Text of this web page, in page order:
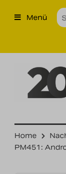
Robuste
Handhelds
Tragbare
Menü
Home
PM451: